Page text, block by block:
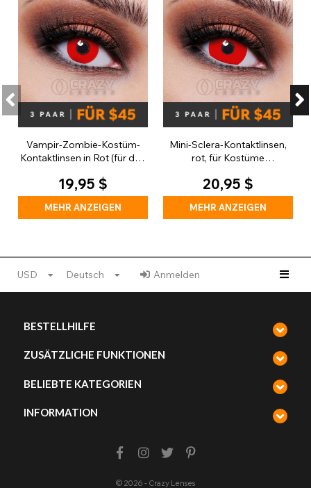
Vampir-Zombie-Kostüm-
Kontaktlinsen in Rot (für den
19,95 $
MEHR ANZEIGEN
Mini-Sclera-Kontaktlinsen,
rot, für Kostüme
20,95 $
MEHR ANZEIGEN
USD Deutsch Anmelden
BESTELLHILFE
ZUSÄTZLICHE FUNKTIONEN
BELIEBTE KATEGORIEN
INFORMATION
© 2026 - Crazy Lenses